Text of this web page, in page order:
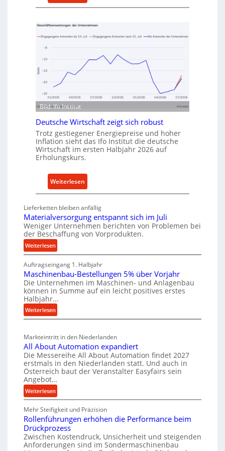
u
I
r
i
e
-
r
s
t
z
t
i
l
e
n
e
n
M
t
h
e
ü
r
n
a
c
h
a
l
t
i
g
e
W
k
z
e
b
a
u
p
r
o
s
s
Bild: Ifo Institut
Deutsche Wirtschaft zeigt sich robust
Trotz gestiegener Energiepreise und hoher
Inflation sieht das Ifo Institut die deutsche
Wirtschaft im ersten Halbjahr 2026 auf
Erholungskurs.
Weiterlesen:
D
u
t
s
h
e
W
s
h
a
f
t
i
g
t
s
i
Lieferketten bleiben anfällig
Materialversorgung entspannt sich im Juli
Weniger Unternehmen berichten von Problemen bei
der Beschaffung von Vorprodukten.
Weiterlesen:
M
a
t
e
r
i
a
l
e
r
s
o
u
n
g
e
n
t
Auftragseingang 1. Halbjahr
Maschinenbau-Bestellungen 5% über Vorjahr
Die Unternehmen im Maschinen- und Anlagenbau
können in Summe auf ein leicht positives erstes
Halbjahr…
Weiterlesen:
M
s
c
h
i
n
e
n
a
u
B
Markteintritt in den Niederlanden
All About Automation expandiert
Die Messereihe All About Automation findet 2027
erstmals in den Niederlanden statt. Und auch in
Österreich baut der Veranstalter Easyfairs sein
Angebot…
Weiterlesen:
A
l
l
A
b
o
Mehr Steifigkeit und Präzision
Rollenführungen erhöhen die Performance beim
Drückprozess
Zwischen Kostendruck, Unsicherheit und steigenden
Anforderungen sind im Sondermaschinenbau